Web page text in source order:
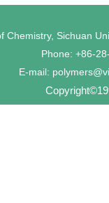
热台偏光显
(PO...
Chemistry, Sichuan
Phone: +86-
E-mail: